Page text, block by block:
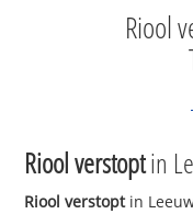
Riool
Riool verstoptin
Riool verstoptin